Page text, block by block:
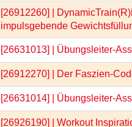
[26912260] |
impulsgebende
[26631013] | Übungsleiter-
[26912270] | Der Faszien-
[26631014] | Übungsleiter-
[26926190] | Workout